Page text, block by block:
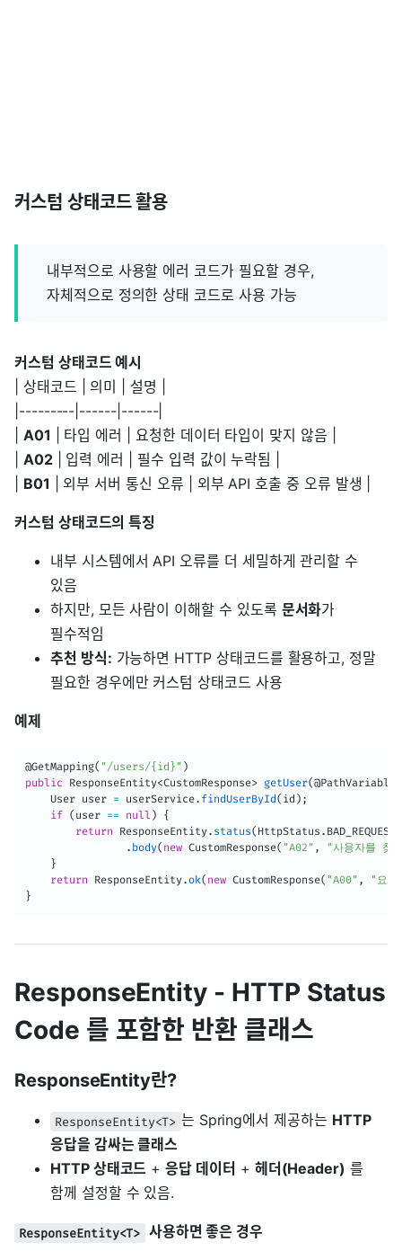
커스텀 상태코드 활용
내부적으로 사용할 에러 코드가 필요할 경우,
자체적으로 정의한 상태 코드로 사용 가능
커스텀 상태코드 예시
| 상태코드 | 의미 | 설명 |
|---------|------|------|
A01 | 타입 에러 | 요청한 데이터 타입이 맞지 않음 |
A02| 입력 에러 | 필수 입력 값이 누락됨 |
B01 | 외부 서버 통신 오류 | 외부 API 호출 중 오류 발생 |
커스텀 상태코드의 특징
내부 시스템에서 API 오류를 더 세밀하게 관리할 수
있음
하지만, 모든 사람이 이해할 수 있도록 문서화가
필수적임
추천 방식: 가능하면 HTTP 상태코드를 활용하고, 정말
필요한 경우에만 커스텀 상태코드 사용
예제
@GetMapping( "/users/{id}" )
public
ResponseEntity<CustomResponse> getUser(@PathVariable
User user = userService. findUserById ( id ) ;
if ( user == null )
{
return
ResponseEntity. status( HttpStatus . BAD_REQUEST
. body( new CustomResponse( "A02" ,
"사용자를 찾
}
return
ResponseEntity. ok( new CustomResponse( "A00" ,
"요
}
ResponseEntity - HTTP Status
Code 를 포함한 반환 클래스
ResponseEntity란?
ResponseEntity<T> 는 Spring에서 제공하는 HTTP
응답을 감싸는 클래스
HTTP 상태코드 +응답 데이터 + 헤더(Header) 를
함께 설정할 수 있음.
ResponseEntity<T> 사용하면 좋은 경우